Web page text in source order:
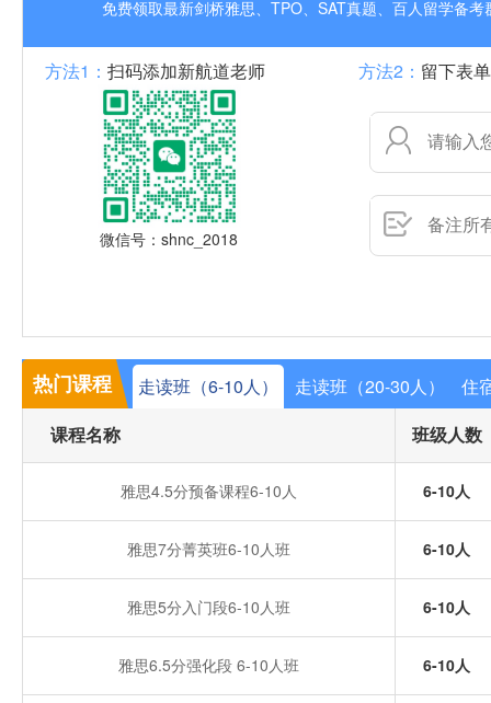
免费领取最新剑桥雅思、TPO、SAT真题、百人留学备
方法1： 扫码添加新航道老师
微信号：shnc_2018
方法2： 留下表
热门课程 走读班（6-10人） 走读班（20-30人）
住
课程名称
班级人数
雅思4.5分预备课程6-10人 6-10人
雅思7分菁英班6-10人班 6-10人
雅思5分入门段6-10人班 6-10人
雅思6.5分强化段 6-10人班 6-10人